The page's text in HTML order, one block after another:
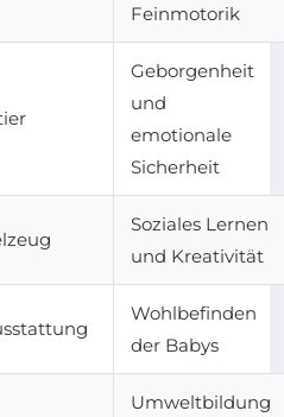
Feinmotorik
Geborgenheit
und
emotionale
Sicherheit
Soziales Lernen
und Kreativität
Wohlbefinden
der Babys
Umweltbildung